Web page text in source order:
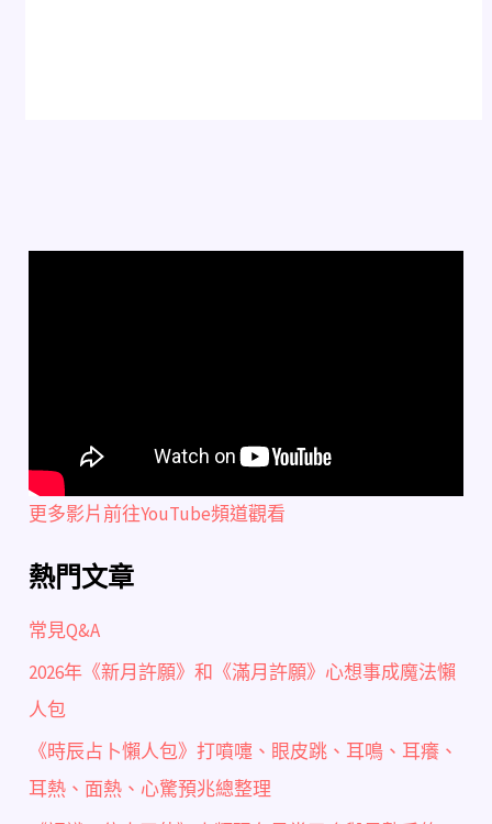
更多影片前往YouTube頻道觀看
熱門文章
常見Q&A
2026年《新月許願》和《滿月許願》心想事成魔法懶
人包
《時辰占卜懶人包》打噴嚏、眼皮跳、耳鳴、耳癢、
耳熱、面熱、心驚預兆總整理